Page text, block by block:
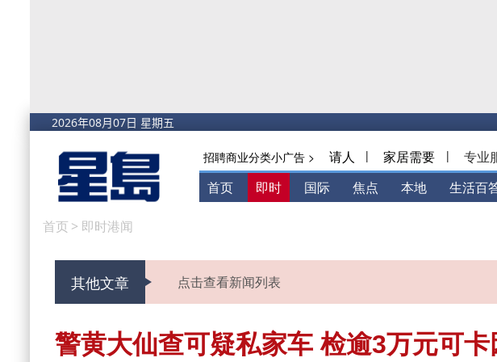
招聘商业分类小广告 > 请人 | 家居需要 | 专业
首页 即时 国际 焦点 本地 生活百
首页 > 即时港闻
其他文章 点击查看新闻列表
警黄大仙查可疑私家车 检逾3万元可